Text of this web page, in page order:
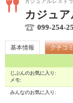
カジュアルレスト
カジュ
099-254-
基本情報 クチコ
じぶんのお気に入り:
メモ:
みんなのお気に入り: